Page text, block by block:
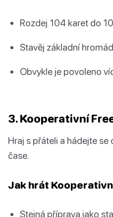
Rozdej 104 karet do
Stavěj základní
Obvykle je povoleno
3. Kooperativní
Hraj s přáteli a hádejte se
čase.
Jak hrát
Stejná příprava jako